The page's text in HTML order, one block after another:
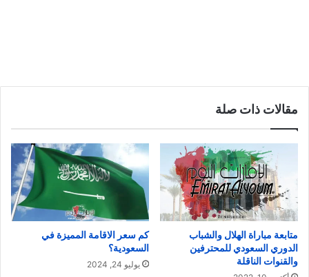
مقالات ذات صلة
متابعة مباراة الهلال والشباب
الدوري السعودي للمحترفين
والقنوات الناقلة
كم سعر الاقامة المميزة في
السعودية؟
يوليو 24, 2024